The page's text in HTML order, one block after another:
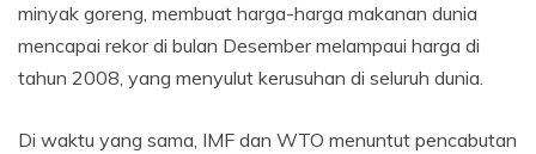
minyak goreng, membuat harga-harga makanan dunia
mencapai rekor di bulan Desember melampaui harga di
tahun 2008, yang menyulut kerusuhan di seluruh dunia.
Di waktu yang sama, IMF dan WTO menuntut pencabutan